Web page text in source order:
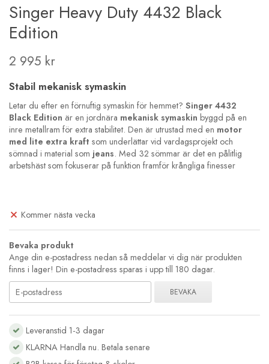
Singer Heavy Duty 4432 Black
Edition
2 995 kr
Stabil mekanisk symaskin
Letar du efter en förnuftig symaskin för hemmet? Singer 4432
Black Edition är en jordnära mekanisk symaskin byggd på en
inre metallram för extra stabilitet. Den är utrustad med en motor
med lite extra kraft som underlättar vid vardagsprojekt och
sömnad i material som jeans. Med 32 sömmar är det en pålitlig
arbetshäst som fokuserar på funktion framför krångliga finesser
Kommer nästa vecka
Bevaka produkt
Ange din e-postadress nedan så meddelar vi dig när produkten
finns i lager! Din e-postadress sparas i upp till 180 dagar.
BEVAKA
Leveranstid 1-3 dagar
KLARNA Handla nu. Betala senare